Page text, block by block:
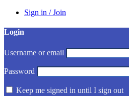
Sign in / Join
Login
Username or email
Password
Keep me signed in until I sign out